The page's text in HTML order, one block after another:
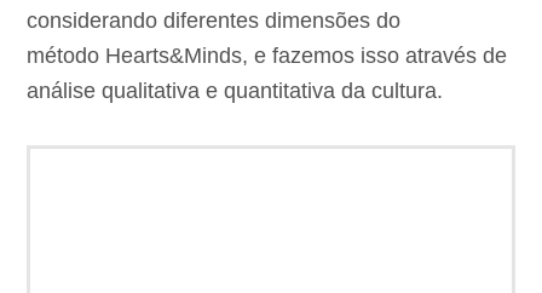
considerando diferentes dimensões do
método Hearts&Minds, e fazemos isso através de
análise qualitativa e quantitativa da cultura.